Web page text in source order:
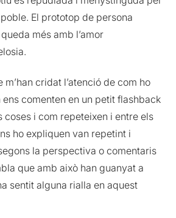
El prototop de persona
més amb l’amor
m’han cridat l’atenció de com ho
ens comenten en un petit flashback
coses i com repeteixen i entre els
ho expliquen van repetint i
la perspectiva o comentaris
que amb això han guanyat a
sentit alguna rialla en aquest